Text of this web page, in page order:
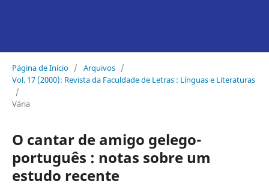
Página de Início / Arquivos /
Vol. 17 (2000): Revista da Faculdade de Letras : Línguas e Literaturas
/
Vária
O cantar de amigo gelego-
português : notas sobre um
estudo recente